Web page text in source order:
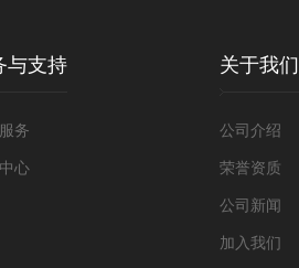
与支持
务
心
关于我们
公司介绍
荣誉资质
公司新闻
加入我们